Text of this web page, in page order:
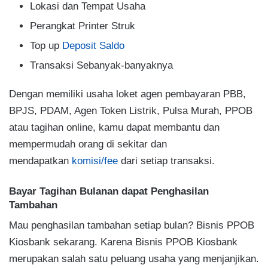
Lokasi dan Tempat Usaha
Perangkat Printer Struk
Top up Deposit Saldo
Transaksi Sebanyak-banyaknya
Dengan memiliki usaha loket agen pembayaran PBB,
BPJS, PDAM, Agen Token Listrik, Pulsa Murah, PPOB
atau tagihan online, kamu dapat membantu dan
mempermudah orang di sekitar dan
mendapatkan komisi/fee dari setiap transaksi.
Bayar Tagihan Bulanan dapat Penghasilan
Tambahan
Mau penghasilan tambahan setiap bulan? Bisnis PPOB
Kiosbank sekarang. Karena Bisnis PPOB Kiosbank
merupakan salah satu peluang usaha yang menjanjikan.